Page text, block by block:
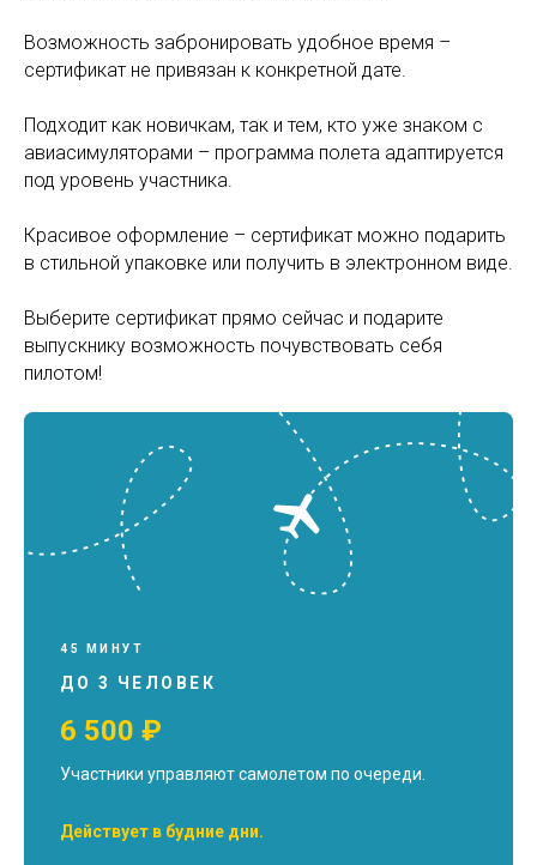
Возможность забронировать удобное время –
сертификат не привязан к конкретной дате.
Подходит как новичкам, так и тем, кто уже знаком с
авиасимуляторами – программа полета адаптируется
под уровень участника.
Красивое оформление – сертификат можно подарить
в стильной упаковке или получить в электронном виде.
Выберите сертификат прямо сейчас и подарите
выпускнику возможность почувствовать себя
пилотом!
45 МИНУТ
ДО 3 ЧЕЛОВЕК
6 500 ₽
Участники управляют самолетом по очереди.
Действует в будние дни.